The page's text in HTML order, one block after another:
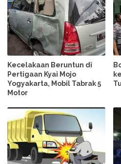
Kecelakaan Beruntun di
Pertigaan Kyai Mojo
Yogyakarta, Mobil Tabrak 5
Motor